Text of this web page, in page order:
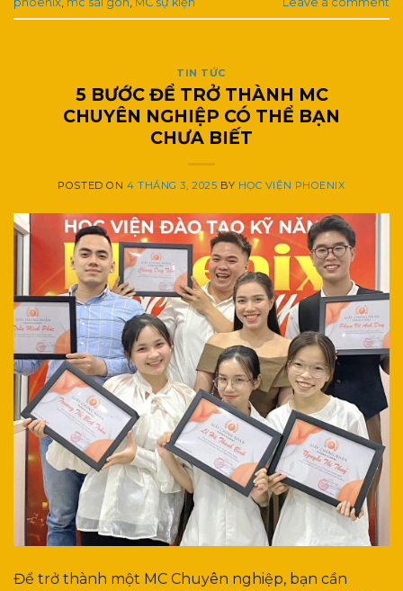
TIN TỨC
5 BƯỚC ĐỂ TRỞ THÀNH MC
CHUYÊN NGHIỆP CÓ THỂ BẠN
CHƯA BIẾT
POSTED ON 4 THÁNG 3, 2025 BY HỌC VIỆN PHOENIX
Để trở thành một MC Chuyên nghiệp, bạn cần